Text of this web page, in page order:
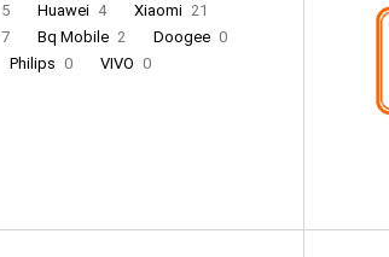
5 Huawei 4 Xiaomi 21
7 Bq Mobile 2 Doogee 0
Philips 0 VIVO 0